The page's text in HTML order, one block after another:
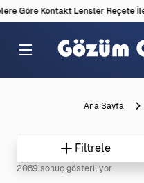
Kontakt Lensler Reçete İle
Ana Sayfa
Filtrele
2089 sonuç gösteriliyor